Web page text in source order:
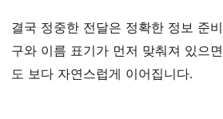
결국 정중한 전달은 정확한 정보 준
구와 이름 표기가 먼저 맞춰져 있으
도 보다 자연스럽게 이어집니다.